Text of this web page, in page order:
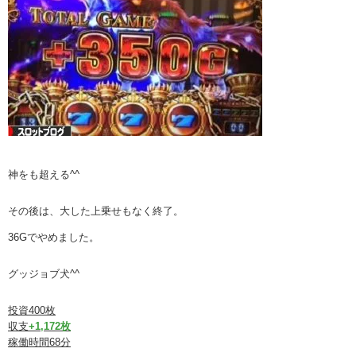
神をも超える^^
その後は、大した上乗せもなく終了。
36Gでやめました。
グッジョブ犬^^
投資400枚
収支+1,172枚
稼働時間68分